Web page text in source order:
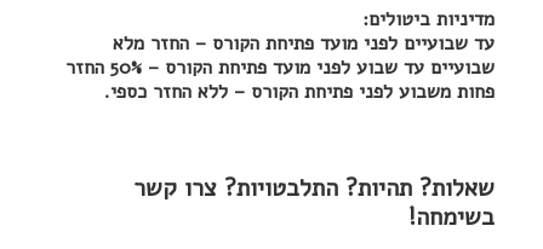
מדיניות ביטולים:
עד שבועיים לפני מועד פתיחת הקורס – החזר מלא
שבועיים עד שבוע לפני מועד פתיחת הקורס – 50% החזר
פחות משבוע לפני פתיחת הקורס – ללא החזר כספי.
שאלות? תהיות? התלבטויות? צרו קשר
בשימחה!